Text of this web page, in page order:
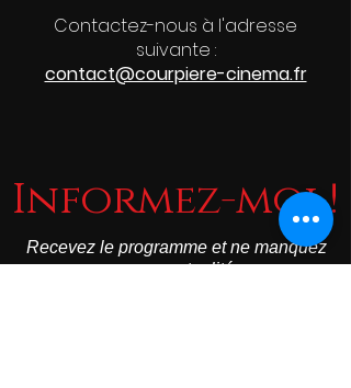
Contactez-nous à l'adresse
suivante :
contact@courpiere-cinema.fr
Informez-moi !
Recevez le programme et ne manquez
aucune actualité...